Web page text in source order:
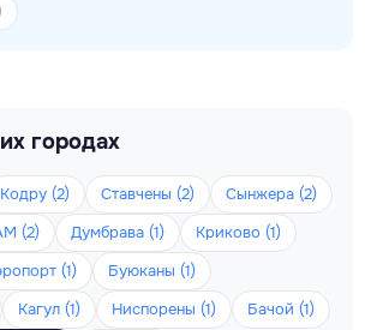
городах
Кодру (2) Ставчены (2)
Сынжера (2)
(2) Думбрава (1)
Криково (1)
(1)
Буюканы (1)
Кагул (1) Ниспорены (1)
Бачой (1)